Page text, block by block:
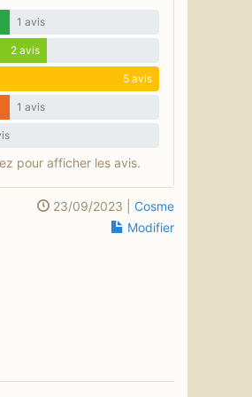
1 avis
2 avis
5 avis
1 avis
pour afficher les avis.
23/09/2023 | Cosme
Modifier